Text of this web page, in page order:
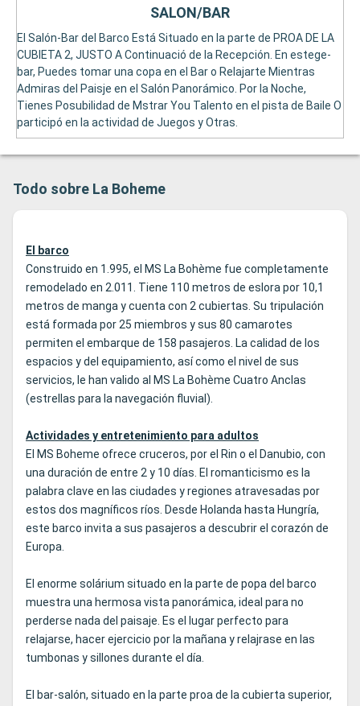
El Salón-Bar del Barco Está Situado en la parte de PROA DE LA
CUBIETA 2, JUSTO A Continuació de la Recepción. En estege-
bar, Puedes tomar una copa en el Bar o Relajarte Mientras
Admiras del Paisje en el Salón Panorámico. Por la Noche,
Tienes Posubilidad de Mstrar You Talento en el pista de Baile O
participó en la actividad de Juegos y Otras.
SALON/BAR
Todo sobre La Boheme
El barco
Construido en 1.995, el MS La Bohème fue completamente
remodelado en 2.011. Tiene 110 metros de eslora por 10,1
metros de manga y cuenta con 2 cubiertas. Su tripulación
está formada por 25 miembros y sus 80 camarotes
permiten el embarque de 158 pasajeros. La calidad de los
espacios y del equipamiento, así como el nivel de sus
servicios, le han valido al MS La Bohème Cuatro Anclas
(estrellas para la navegación fluvial).
Actividades y entretenimiento para adultos
El MS Boheme ofrece cruceros, por el Rin o el Danubio, con
una duración de entre 2 y 10 días. El romanticismo es la
palabra clave en las ciudades y regiones atravesadas por
estos dos magníficos ríos. Desde Holanda hasta Hungría,
este barco invita a sus pasajeros a descubrir el corazón de
Europa.
El enorme solárium situado en la parte de popa del barco
muestra una hermosa vista panorámica, ideal para no
perderse nada del paisaje. Es el lugar perfecto para
relajarse, hacer ejercicio por la mañana y relajrase en las
tumbonas y sillones durante el día.
El bar-salón, situado en la parte proa de la cubierta superior,